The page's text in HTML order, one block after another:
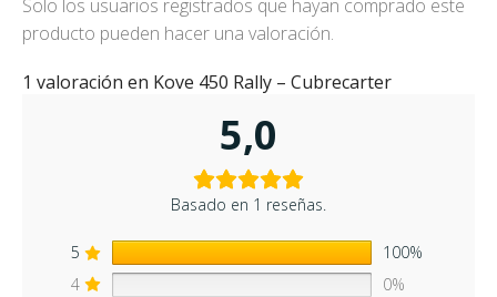
1 valoración en Kove 450 Rally – Cubrecarter
5,0
Basado en 1 reseñas.
5
100%
4
0%
Solo los usuarios registrados que hayan comprado este
producto pueden hacer una valoración.